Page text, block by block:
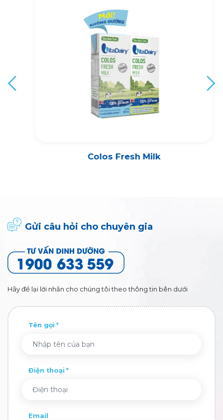
Colos Fresh Milk
Gửi câu hỏi cho chuyên gia
Hãy để lại lời nhắn cho chúng tôi theo thông tin bên dưới
Tên gọi
Điện thoại
Email